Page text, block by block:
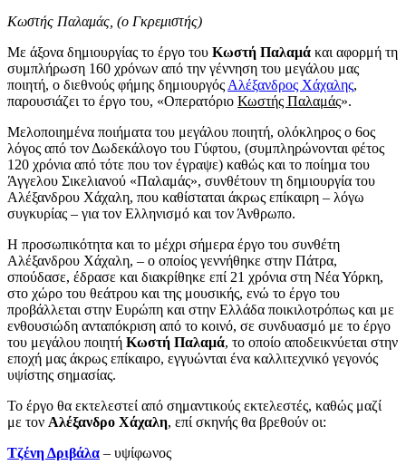
Κωστής Παλαμάς, (ο Γκρεμιστής)
Με άξονα δημιουργίας το έργο του Κωστή Παλαμά και αφορμή τη
συμπλήρωση 160 χρόνων από την γέννηση του μεγάλου μας
ποιητή, ο διεθνούς φήμης δημιουργός Αλέξανδρος Χάχαλης,
παρουσιάζει το έργο του, «Οπερατόριο Κωστής Παλαμάς».
Μελοποιημένα ποιήματα του μεγάλου ποιητή, ολόκληρος ο 6ος
λόγος από τον Δωδεκάλογο του Γύφτου, (συμπληρώνονται φέτος
120 χρόνια από τότε που τον έγραψε) καθώς και το ποίημα του
Άγγελου Σικελιανού «Παλαμάς», συνθέτουν τη δημιουργία του
Αλέξανδρου Χάχαλη, που καθίσταται άκρως επίκαιρη – λόγω
συγκυρίας – για τον Ελληνισμό και τον Άνθρωπο.
Η προσωπικότητα και το μέχρι σήμερα έργο του συνθέτη
Αλέξανδρου Χάχαλη, – ο οποίος γεννήθηκε στην Πάτρα,
σπούδασε, έδρασε και διακρίθηκε επί 21 χρόνια στη Νέα Υόρκη,
στο χώρο του θεάτρου και της μουσικής, ενώ το έργο του
προβάλλεται στην Ευρώπη και στην Ελλάδα ποικιλοτρόπως και με
ενθουσιώδη ανταπόκριση από το κοινό, σε συνδυασμό με το έργο
του μεγάλου ποιητή Κωστή Παλαμά, το οποίο αποδεικνύεται στην
εποχή μας άκρως επίκαιρο, εγγυώνται ένα καλλιτεχνικό γεγονός
υψίστης σημασίας.
Το έργο θα εκτελεστεί από σημαντικούς εκτελεστές, καθώς μαζί
με τον Αλέξανδρο Χάχαλη, επί σκηνής θα βρεθούν οι:
Τζένη Δριβάλα – υψίφωνος